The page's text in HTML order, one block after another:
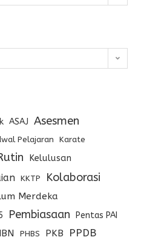
ASAJ Asesmen
Pelajaran Karate
Kelulusan
KKTP Kolaborasi
Merdeka
Pembiasaan Pentas PAI
PHBS PKB PPDB